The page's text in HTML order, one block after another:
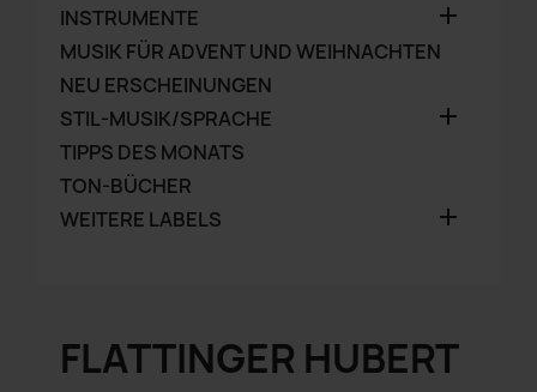
INSTRUMENTE

MUSIK FÜR ADVENT UND WEIHNACHTEN
NEU ERSCHEINUNGEN
STIL-MUSIK/SPRACHE

TIPPS DES MONATS
TON-BÜCHER
WEITERE LABELS

FLATTINGER HUBERT